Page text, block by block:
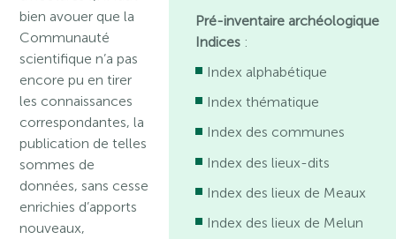
bien avouer que la
Communauté
scientifique n’a pas
encore pu en tirer
les connaissances
correspondantes, la
publication de telles
sommes de
données, sans cesse
enrichies d’apports
nouveaux,
Pré-inventaire archéologique
Indices :
Index alphabétique
Index thématique
Index des communes
Index des lieux-dits
Index des lieux de Meaux
Index des lieux de Melun